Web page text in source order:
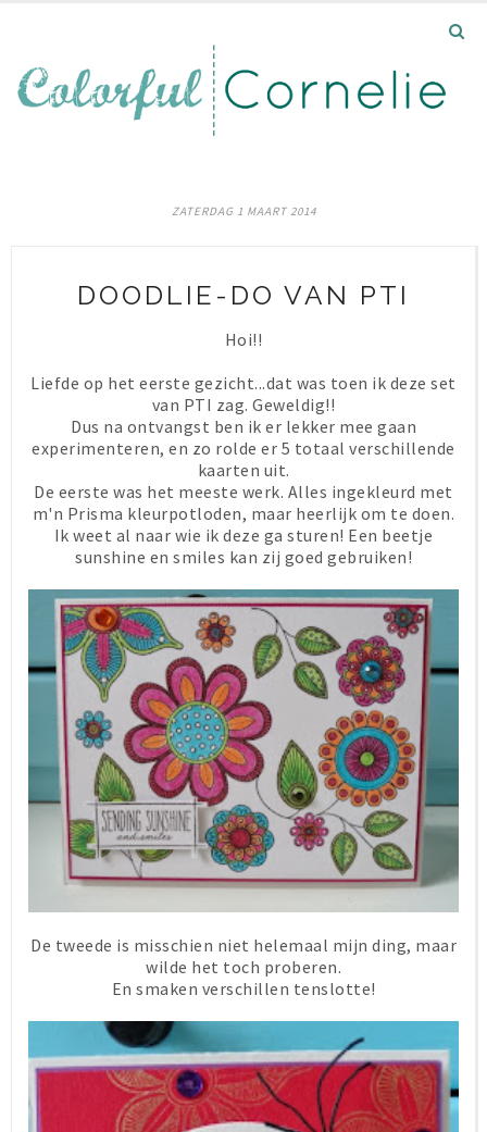
ZATERDAG 1 MAART 2014
DOODLIE-DO VAN PTI
Hoi!!
Liefde op het eerste gezicht...dat was toen ik deze set
van PTI zag. Geweldig!!
Dus na ontvangst ben ik er lekker mee gaan
experimenteren, en zo rolde er 5 totaal verschillende
kaarten uit.
De eerste was het meeste werk. Alles ingekleurd met
m'n Prisma kleurpotloden, maar heerlijk om te doen.
Ik weet al naar wie ik deze ga sturen! Een beetje
sunshine en smiles kan zij goed gebruiken!
De tweede is misschien niet helemaal mijn ding, maar
wilde het toch proberen.
En smaken verschillen tenslotte!